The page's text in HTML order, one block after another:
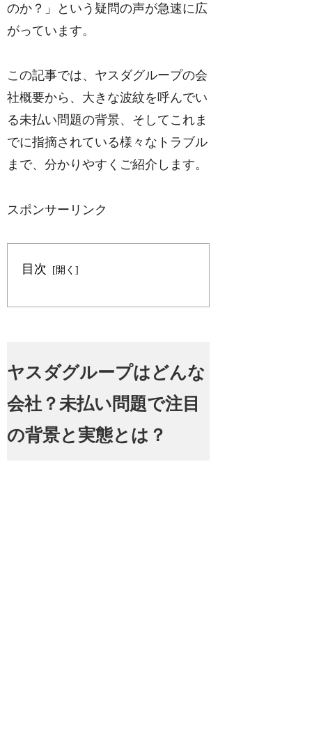
のか？」という疑問の声が急速に広
がっています。
この記事では、ヤスダグループの会
社概要から、大きな波紋を呼んでい
る未払い問題の背景、そしてこれま
でに指摘されている様々なトラブル
まで、分かりやすくご紹介します。
スポンサーリンク
目次
ヤスダグループはどんな
会社？未払い問題で注目
の背景と実態とは？